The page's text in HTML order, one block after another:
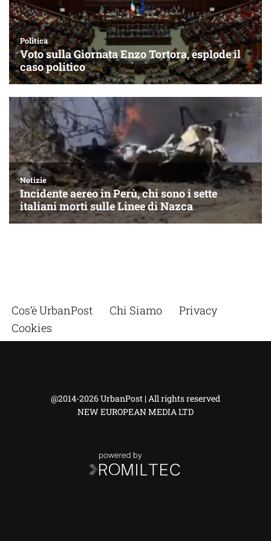
Cos’è UrbanPost Chi Siamo
Privacy
Cookies
@2014-2026 UrbanPost | All rights reserved
NEW EUROPEAN MEDIA LTD